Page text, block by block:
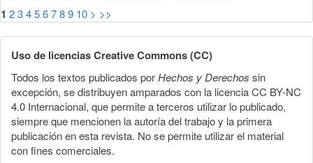
1 23456789 10 > >>
Uso de licencias Creative Commons (CC)
Todos los textos publicados porHechos y Derechos sin
excepción, se distribuyen amparados con la licencia CC BY-NC
4.0 Internacional, que permite a terceros utilizar lo publicado,
siempre que mencionen la autoría del trabajo y la primera
publicación en esta revista. No se permite utilizar el material
con fines comerciales.